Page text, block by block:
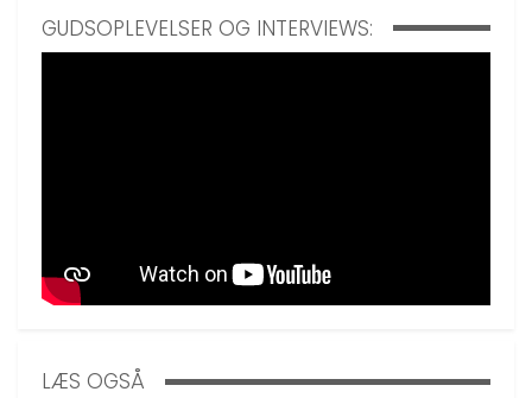
GUDSOPLEVELSER OG INTERVIEWS:
LÆS OGSÅ